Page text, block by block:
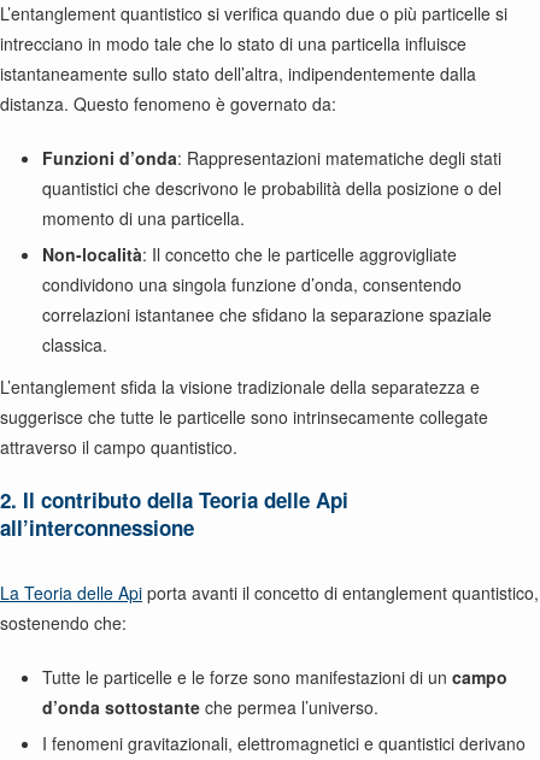
L’entanglement quantistico si verifica quando due o più particelle si
intrecciano in modo tale che lo stato di una particella influisce
istantaneamente sullo stato dell’altra, indipendentemente dalla
distanza. Questo fenomeno è governato da:
Funzioni d’onda: Rappresentazioni matematiche degli stati
quantistici che descrivono le probabilità della posizione o del
momento di una particella.
Non-località: Il concetto che le particelle aggrovigliate
condividono una singola funzione d’onda, consentendo
correlazioni istantanee che sfidano la separazione spaziale
classica.
L’entanglement sfida la visione tradizionale della separatezza e
suggerisce che tutte le particelle sono intrinsecamente collegate
attraverso il campo quantistico.
2. Il contributo della Teoria delle Api
all’interconnessione
La Teoria delle Api porta avanti il concetto di entanglement quantistico,
sostenendo che:
Tutte le particelle e le forze sono manifestazioni di un campo
d’onda sottostante che permea l’universo.
I fenomeni gravitazionali, elettromagnetici e quantistici derivano